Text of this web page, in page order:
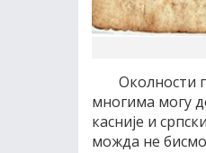
Околности
многима могу
касније и
можда не бисмо